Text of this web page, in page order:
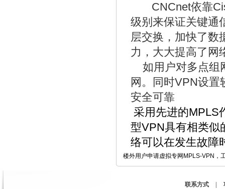
CNCnet依靠
级别来保证关键通
层交换，加快了数
力，大大提高了网
如用户对多点组
网。同时VPN设
安全可靠
采用先进的MPLS
型VPN具有相类似
络可以在发生故障
楼外用户申请虚拟专网MPLS-VPN，
联系方式